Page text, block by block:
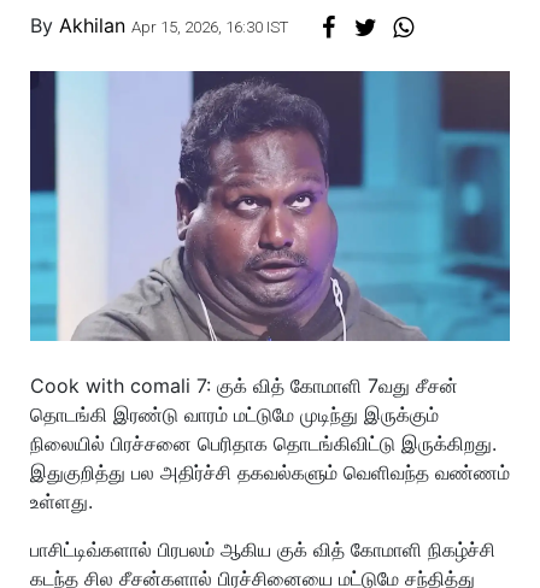
By Akhilan Apr 15, 2026, 16:30 IST
Cook with comali 7: குக் வித் கோமாளி 7வது சீசன்
தொடங்கி இரண்டு வாரம் மட்டுமே முடிந்து இருக்கும்
நிலையில் பிரச்சனை பெரிதாக தொடங்கிவிட்டு இருக்கிறது.
இதுகுறித்து பல அதிர்ச்சி தகவல்களும் வெளிவந்த வண்ணம்
உள்ளது.
பாசிட்டிவ்களால் பிரபலம் ஆகிய குக் வித் கோமாளி நிகழ்ச்சி
கடந்த சில சீசன்களால் பிரச்சினையை மட்டுமே சந்தித்து